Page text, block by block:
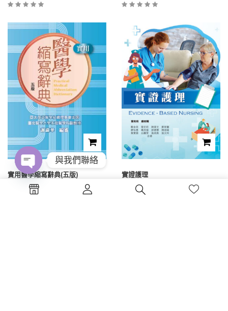
實用醫學縮寫辭典(五版)
300
實證護理
NT$475
與我們聯絡
Open
chaty